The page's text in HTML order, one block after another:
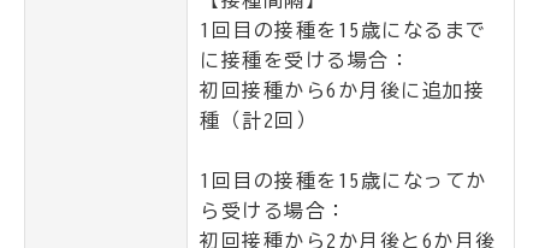
1回目の接種を15歳になるまで
に接種を受ける場合：
初回接種から6か月後に追加接
種（計2回）
1回目の接種を15歳になってか
ら受ける場合：
初回接種から2か月後と6か月後